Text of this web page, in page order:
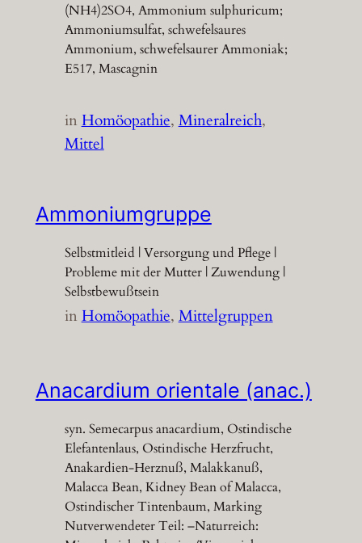
(NH4)2SO4, Ammonium sulphuricum;
Ammoniumsulfat, schwefelsaures
Ammonium, schwefelsaurer Ammoniak;
E517, Mascagnin
inHomöopathie, Mineralreich
Mittel
Ammoniumgruppe
Selbstmitleid | Versorgung und Pflege |
Probleme mit der Mutter | Zuwendung |
Selbstbewußtsein
inHomöopathie, Mittelgruppen
Anacardium orientale (anac.)
syn. Semecarpus anacardium, Ostindische
Elefantenlaus, Ostindische Herzfrucht,
Anakardien-Herznuß, Malakkanuß,
Malacca Bean, Kidney Bean of Malacca,
Ostindischer Tintenbaum, Marking
Nutverwendeter Teil: –Naturreich: